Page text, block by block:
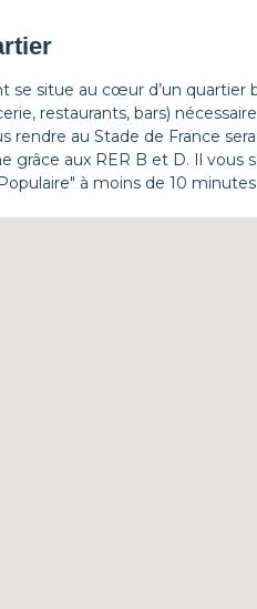
se situe au cœur d’un
restaurants, bars)
rendre au Stade de France
grâce aux RER B et D. Il vous
à moins de 10